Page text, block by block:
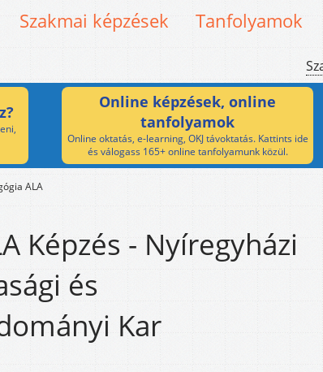
Szakmai képzések Tanfolyamok
Online képzések, online
tanfolyamok
Online oktatás, e-learning, OKJ távoktatás. Kattints ide
és válogass 165+ online tanfolyamunk közül.
ALA
Képzés - Nyíregyházi
és
Kar